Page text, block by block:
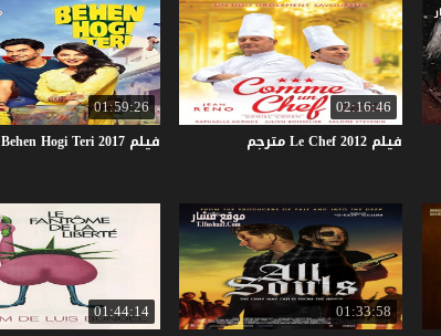
02:16:46
فيلم Le Chef 2012 مترجم
01:59:26
فيلم BehenHogiTeri2017
01:33:58
01:44:14